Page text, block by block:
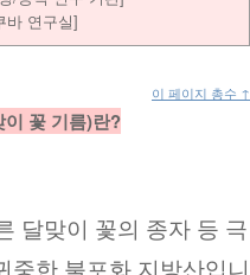
바 연구실]
이 페이지 총수 ↑
꽃 기름)란?
달맞이 꽃의 종자 등 극
중한 불포화 지방산입니